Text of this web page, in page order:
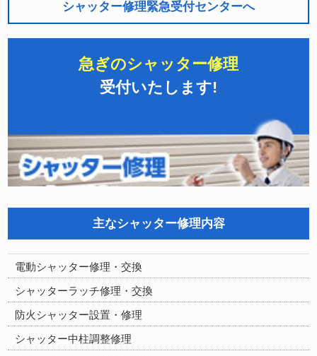
シャッター修理緊急受付センターへ
急ぎのシャッター修理
受付いたします!
主なシャッター修理内容
電動シャッター修理・交換
シャッターラッチ修理・交換
防火シャッター設置・修理
シャッター中柱調整修理